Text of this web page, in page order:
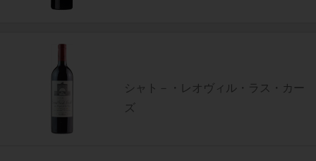
シャト－・レオヴィル・ラス・カー
ズ